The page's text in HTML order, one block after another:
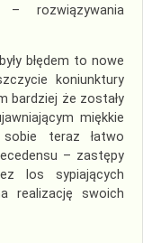
– rozwiązywania
błędem to nowe
koniunktury
bardziej że zostały
miękkie
teraz łatwo
– zastępy
los sypiających
realizację swoich